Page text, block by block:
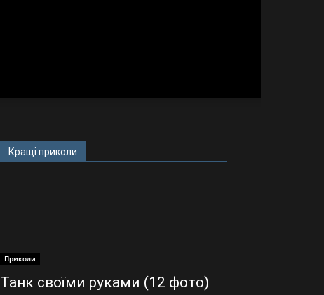
Кращі приколи
Приколи
Танк своїми руками (12 фото)